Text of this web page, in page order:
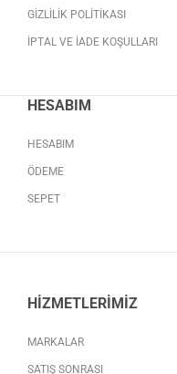
GIZLILIK POLITIKASI
İPTAL VE İADE KOŞULLARI
HESABIM
HESABIM
ÖDEME
SEPET
HIZMETLERIMIZ
MARKALAR
SATIŞ SONRASI